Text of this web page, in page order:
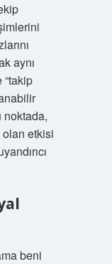
aynı
noktada,
etkisi
beni